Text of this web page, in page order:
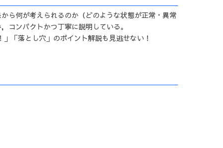
ら何が考えられるのか（どのような状態が正常・異常
コンパクトかつ丁寧に説明している。
「落とし穴」のポイント解説も見逃せない！